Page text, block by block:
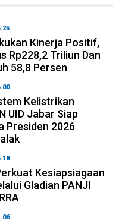
Kinerja Positif,
Rp228,2 Triliun Dan
58,8 Persen
Kelistrikan
UID Jabar Siap
Presiden 2026
Kesiapsiagaan
Gladian PANJI